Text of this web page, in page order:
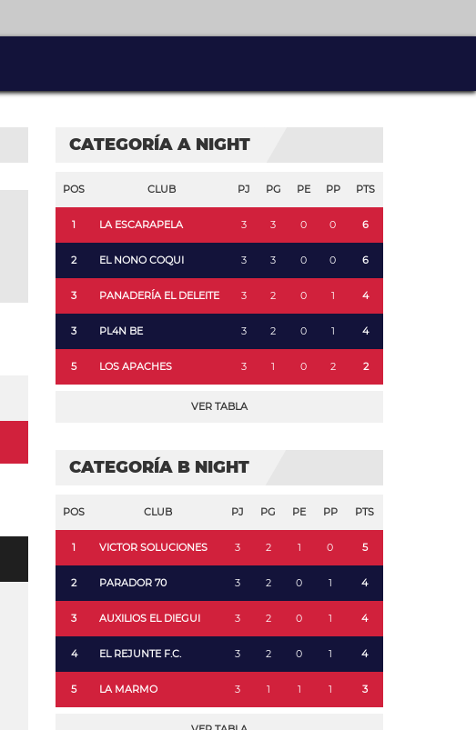
CATEGORÍA A NIGHT
POS CLUB PJ PG PE PP PTS
1 LA ESCARAPELA 3 3 0 0 6
2 EL NONO COQUI 3 3 0 0 6
3 PANADERÍA EL DELEITE 3 2 0 1 4
3 PL4N BE 3 2 0 1 4
5 LOS APACHES 3 1 0 2 2
VER TABLA
CATEGORÍA B NIGHT
POS CLUB PJ PG PE PP PTS
1 VICTOR SOLUCIONES 3 2 1 0 5
2 PARADOR 70 3 2 0 1 4
3 AUXILIOS EL DIEGUI 3 2 0 1 4
4 EL REJUNTE F.C. 3 2 0 1 4
5 LA MARMO 3 1 1 1 3